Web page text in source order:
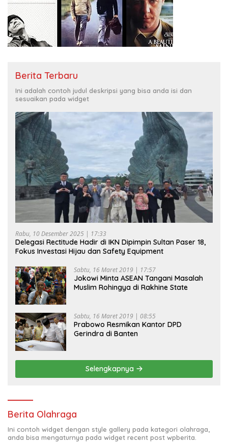
Berita Terbaru
Ini adalah contoh judul deskripsi yang bisa anda isi dan
sesuaikan pada widget
Rabu, 10 Desember 2025 | 17:33
Delegasi Rectitude Hadir di IKN Dipimpin Sultan Paser 18,
Fokus Investasi Hijau dan Safety Equipment
Sabtu, 16 Maret 2019 | 17:57
Jokowi Minta ASEAN Tangani Masalah
Muslim Rohingya di Rakhine State
Sabtu, 16 Maret 2019 | 08:55
Prabowo Resmikan Kantor DPD
Gerindra di Banten
Selengkapnya
Berita Olahraga
Ini contoh widget dengan style gallery pada kategori olahraga,
anda bisa mengaturnya pada widget recent post wpberita.